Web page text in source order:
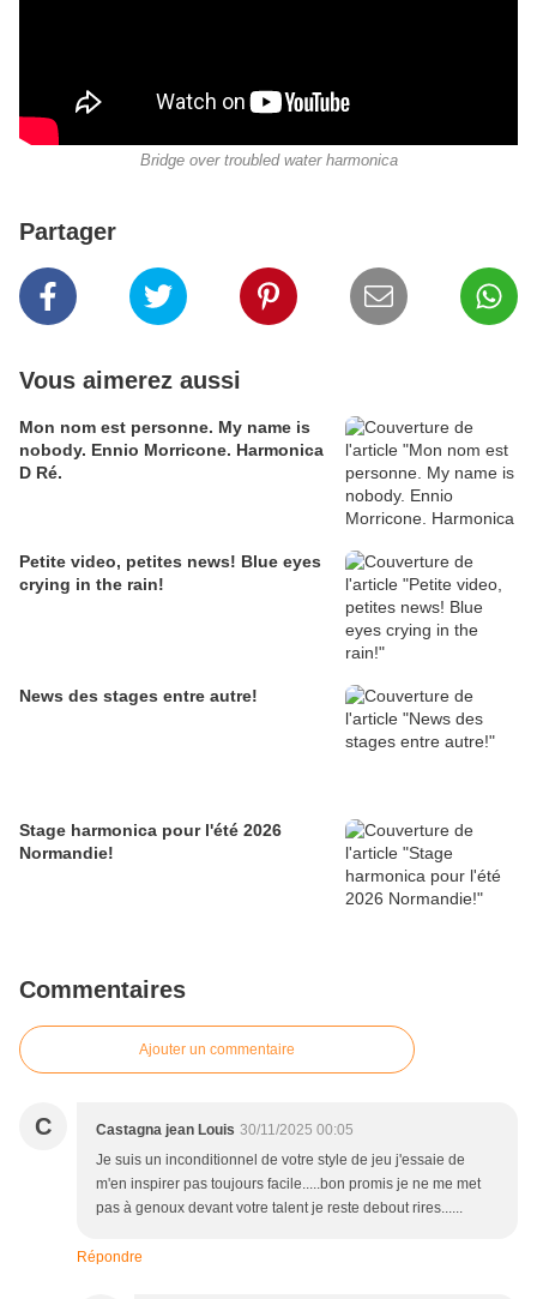
Bridge over troubled water harmonica
Partager
Vous aimerez aussi
Mon nom est personne. My name is
nobody. Ennio Morricone. Harmonica
D Ré.
Petite video, petites news! Blue eyes
crying in the rain!
News des stages entre autre!
Stage harmonica pour l'été 2026
Normandie!
Commentaires
Ajouter un commentaire
C Castagna jean Louis 30/11/2025 00:05
Je suis un inconditionnel de votre style de jeu j'essaie de
m'en inspirer pas toujours facile.....bon promis je ne me met
pas à genoux devant votre talent je reste debout rires......
Répondre